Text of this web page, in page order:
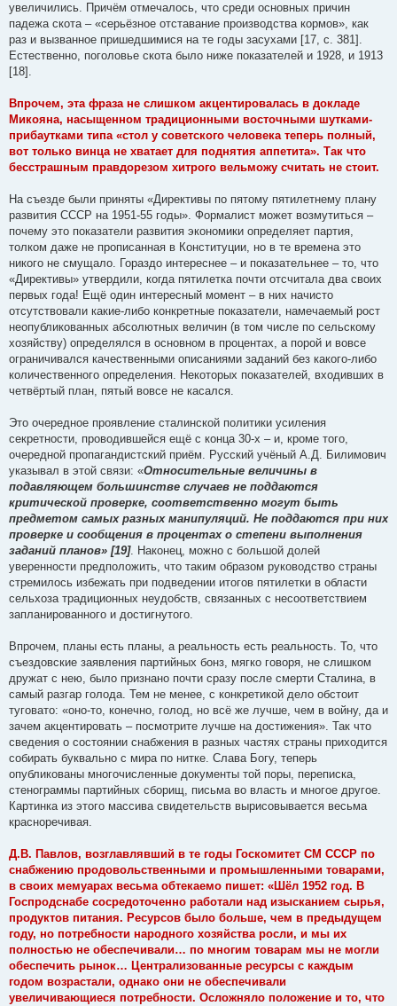
увеличились. Причём отмечалось, что среди основных причин
падежа скота – «серьёзное отставание производства кормов», как
раз и вызванное пришедшимися на те годы засухами [17, с. 381].
Естественно, поголовье скота было ниже показателей и 1928, и 1913
[18].
Впрочем, эта фраза не слишком акцентировалась в докладе
Микояна, насыщенном традиционными восточными шутками-
прибаутками типа «стол у советского человека теперь полный,
вот только винца не хватает для поднятия аппетита». Так что
бесстрашным правдорезом хитрого вельможу считать не стоит.
На съезде были приняты «Директивы по пятому пятилетнему плану
развития СССР на 1951-55 годы». Формалист может возмутиться –
почему это показатели развития экономики определяет партия,
толком даже не прописанная в Конституции, но в те времена это
никого не смущало. Гораздо интереснее – и показательнее – то, что
«Директивы» утвердили, когда пятилетка почти отсчитала два своих
первых года! Ещё один интересный момент – в них начисто
отсутствовали какие-либо конкретные показатели, намечаемый рост
неопубликованных абсолютных величин (в том числе по сельскому
хозяйству) определялся в основном в процентах, а порой и вовсе
ограничивался качественными описаниями заданий без какого-либо
количественного определения. Некоторых показателей, входивших в
четвёртый план, пятый вовсе не касался.
Это очередное проявление сталинской политики усиления
секретности, проводившейся ещё с конца 30-х – и, кроме того,
очередной пропагандистский приём. Русский учёный А.Д. Билимович
указывал в этой связи: «Относительные величины в
подавляющем большинстве случаев не поддаются
критической проверке, соответственно могут быть
предметом самых разных манипуляций. Не поддаются при них
проверке и сообщения в процентах о степени выполнения
заданий планов» [19]. Наконец, можно с большой долей
уверенности предположить, что таким образом руководство страны
стремилось избежать при подведении итогов пятилетки в области
сельхоза традиционных неудобств, связанных с несоответствием
запланированного и достигнутого.
Впрочем, планы есть планы, а реальность есть реальность. То, что
съездовские заявления партийных бонз, мягко говоря, не слишком
дружат с нею, было признано почти сразу после смерти Сталина, в
самый разгар голода. Тем не менее, с конкретикой дело обстоит
туговато: «оно-то, конечно, голод, но всё же лучше, чем в войну, да и
зачем акцентировать – посмотрите лучше на достижения». Так что
сведения о состоянии снабжения в разных частях страны приходится
собирать буквально с мира по нитке. Слава Богу, теперь
опубликованы многочисленные документы той поры, переписка,
стенограммы партийных сборищ, письма во власть и многое другое.
Картинка из этого массива свидетельств вырисовывается весьма
красноречивая.
Д.В. Павлов, возглавлявший в те годы Госкомитет СМ СССР по
снабжению продовольственными и промышленными товарами,
в своих мемуарах весьма обтекаемо пишет: «Шёл 1952 год. В
Госпродснабе сосредоточенно работали над изысканием сырья,
продуктов питания. Ресурсов было больше, чем в предыдущем
году, но потребности народного хозяйства росли, и мы их
полностью не обеспечивали… по многим товарам мы не могли
обеспечить рынок… Централизованные ресурсы с каждым
годом возрастали, однако они не обеспечивали
увеличивающиеся потребности. Осложняло положение и то, что